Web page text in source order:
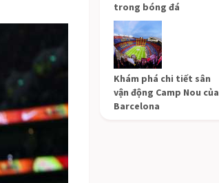
trong bóng đá
Khám phá chi tiết sân
vận động Camp Nou của
Barcelona